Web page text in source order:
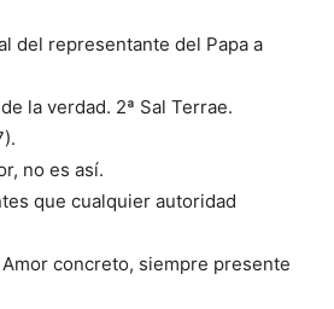
del representante del Papa a
la verdad. 2ª Sal Terrae.
no es así.
que cualquier autoridad
concreto, siempre presente